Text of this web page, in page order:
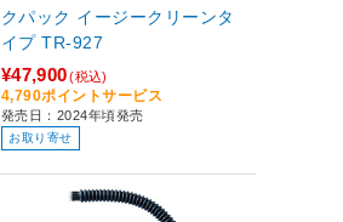
クパック イージークリーンタ
イプ TR-927
¥47,900(税込)
4,790ポイントサービス
発売日：2024年頃発売
お取り寄せ